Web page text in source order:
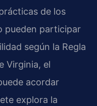
de los
pueden participar
según la Regla
Virginia, el
acordar
explora la